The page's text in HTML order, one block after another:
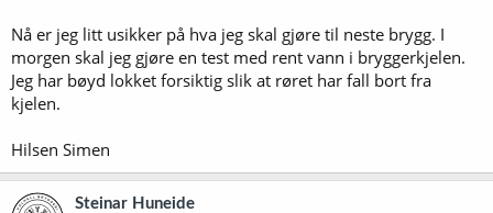
Nå er jeg litt usikker på hva jeg skal gjøre til neste brygg. I
morgen skal jeg gjøre en test med rent vann i bryggerkjelen.
Jeg har bøyd lokket forsiktig slik at røret har fall bort fra
kjelen.
Hilsen Simen
Steinar Huneide